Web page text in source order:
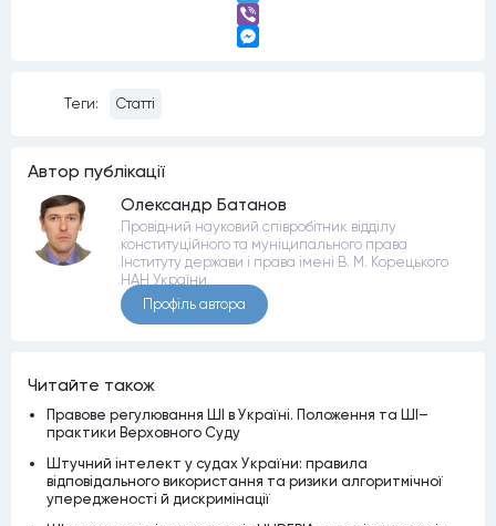
Telegram
Viber
Теги: Статті
Автор публiкацiї
Олександр Батанов
Провідний науковий співробітник відділу
конституційного та муніципального права
Інституту держави і права імені В. М. Корецького
НАН України
Профiль автора
Читайте також
Правове регулювання ШІ в Україні. Положення та ШІ–
практики Верховного Суду
Штучний інтелект у судах України: правила
відповідального використання та ризики алгоритмічної
упередженості й дискримінації